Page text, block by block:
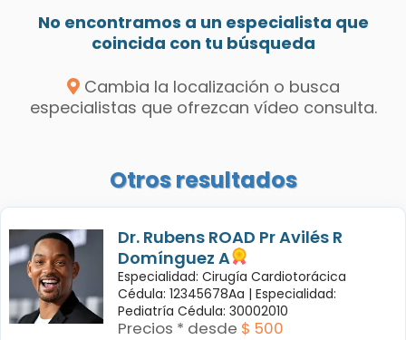
No encontramos a un especialista que
coincida con tu búsqueda
Cambia la localización o busca
especialistas que ofrezcan vídeo consulta.
Otros resultados
Dr. Rubens ROAD Pr Avilés R
Domínguez A
Especialidad: Cirugía Cardiotorácica
Cédula: 12345678Aa | Especialidad:
Pediatría Cédula: 30002010
Precios * desde $ 500